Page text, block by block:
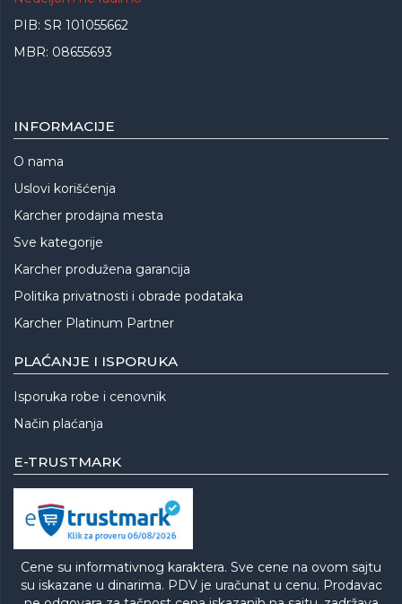
PIB: SR 101055662
MBR: 08655693
INFORMACIJE
O nama
Uslovi korišćenja
Karcher prodajna mesta
Sve kategorije
Karcher produžena garancija
Politika privatnosti i obrade podataka
Karcher Platinum Partner
PLAĆANJE I ISPORUKA
Isporuka robe i cenovnik
Način plaćanja
E-TRUSTMARK
Cene su informativnog karaktera. Sve cene na ovom sajtu
su iskazane u dinarima. PDV je uračunat u cenu. Prodavac